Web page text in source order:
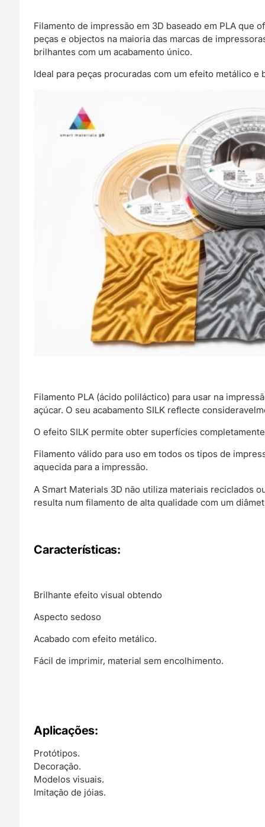
Filamento de impressão em 3D baseado em PLA que
peças e objectos na maioria das marcas de
brilhantes com um acabamento único.
Ideal para peças procuradas com um efeito metálico e
Filamento PLA (ácido poliláctico) para usar na
açúcar. O seu acabamento SILK reflecte
O efeito SILK permite obter superfícies
Filamento válido para uso em todos os tipos de
aquecida para a impressão.
A Smart Materials 3D não utiliza materiais reciclados
resulta num filamento de alta qualidade com um
Características:
Brilhante efeito visual obtendo
Aspecto sedoso
Acabado com efeito metálico.
Fácil de imprimir, material sem encolhimento.
Aplicações:
Protótipos.
Decoração.
Modelos visuais.
Imitação de jóias.